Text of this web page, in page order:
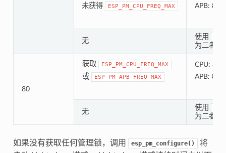
未获得
ESP_PM_CPU_FREQ_MAX
APB: 80
无
使用
为二者设
80
获取 ESP_PM_CPU_FREQ_MAX
或 ESP_PM_APB_FREQ_MAX
CPU: 80
APB: 80
无
使用
为二者设
如果没有获取任何管理锁，调用 esp_pm_configure()
将